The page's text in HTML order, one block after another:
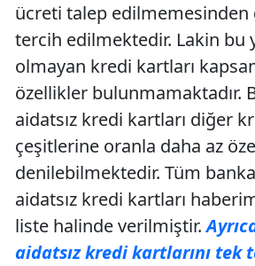
ücreti talep edilmemesinden
tercih edilmektedir. Lakin bu
olmayan kredi kartları
özellikler bulunmamaktadır.
aidatsız kredi kartları diğer
çeşitlerine oranla daha az
denilebilmektedir. Tüm
aidatsız kredi kartları
liste halinde verilmiştir.
aidatsız kredi kartlarını tek